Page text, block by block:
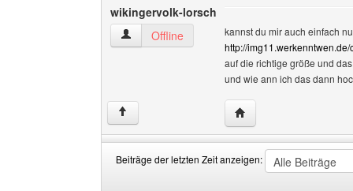
wikingervolk-lorsch
wikingervolk-lorsch Benutzer-Profile anzeigen
Offline
kannst du mir auch einfach
http://
auf die richtige größe und
und wie ann ich das dann
↑ Website dieses
Beiträge der letzten Zeit anzeigen: